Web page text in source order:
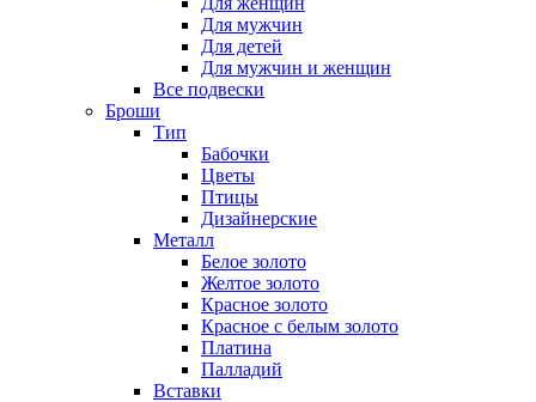
Для мужчин
Для детей
Для мужчин и женщин
Все подвески
Броши
Тип
Бабочки
Цветы
Птицы
Дизайнерские
Металл
Белое золото
Желтое золото
Красное золото
Красное с белым золото
Платина
Палладий
Вставки